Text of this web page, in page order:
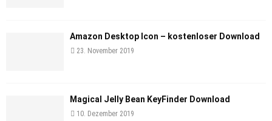
Amazon Desktop Icon – kostenloser Download
23. November 2019
Magical Jelly Bean KeyFinder Download
10. Dezember 2019